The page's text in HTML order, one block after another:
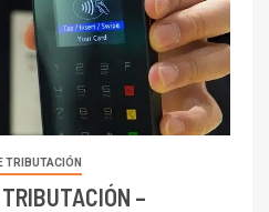
TRIBUTACIÓN
–